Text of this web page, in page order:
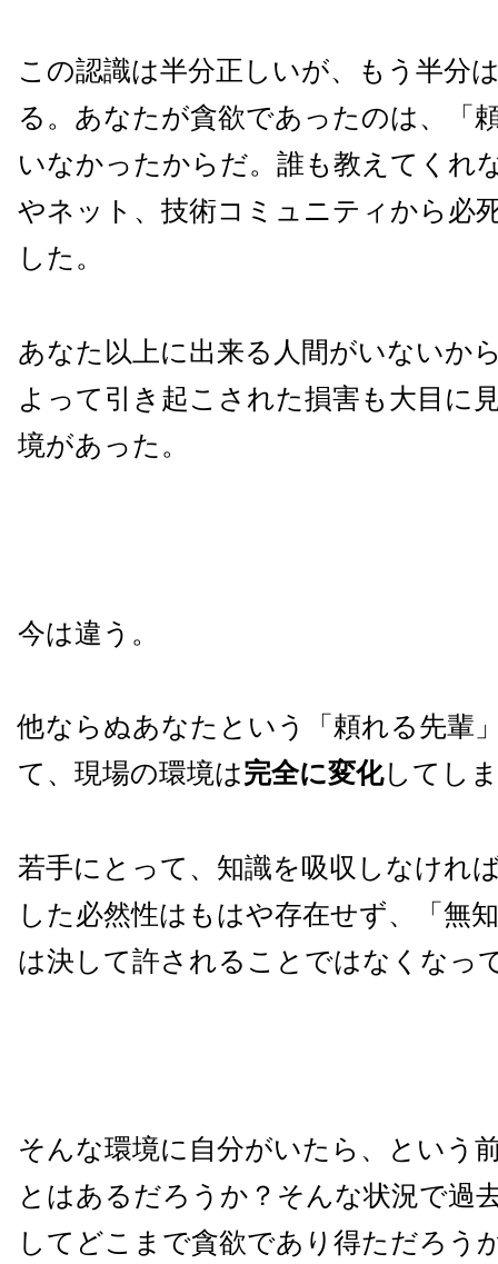
この認識は半分正しいが、もう半分
る。あなたが貪欲であったのは、「
いなかったからだ。誰も教えてくれ
やネット、技術コミュニティから必
した。
あなた以上に出来る人間がいないか
よって引き起こされた損害も大目に
境があった。
今は違う。
他ならぬあなたという「頼れる先輩
て、現場の環境は完全に変化してし
若手にとって、知識を吸収しなけれ
した必然性はもはや存在せず、「無
は決して許されることではなくなっ
そんな環境に自分がいたら、という
とはあるだろうか？そんな状況で過
してどこまで貪欲であり得ただろう